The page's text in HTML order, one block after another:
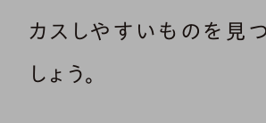
カスしやすいものを見
しょう。